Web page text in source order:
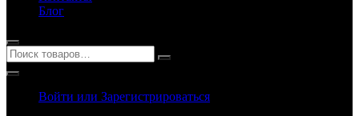
Блог
Войти или Зарегистрироваться